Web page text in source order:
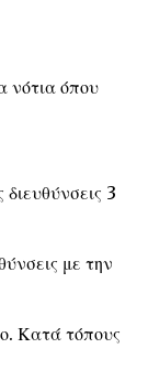
νότια όπου
3
με την
Κατά τόπους